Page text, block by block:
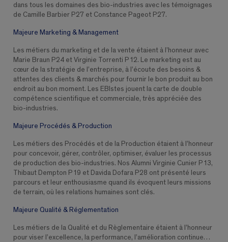
dans tous les domaines des bio-industries avec les témoignages
de Camille Barbier P27 et Constance Pageot P27.
Majeure Marketing & Management
Les métiers du marketing et de la vente étaient à l’honneur avec
Marie Braun P24 et Virginie Torrenti P12. Le marketing est au
cœur de la stratégie de l’entreprise, à l’écoute des besoins &
attentes des clients & marchés pour fournir le bon produit au bon
endroit au bon moment. Les EBIstes jouent la carte de double
compétence scientifique et commerciale, très appréciée des
bio-industries.
Majeure Procédés & Production
Les métiers des Procédés et de la Production étaient à l’honneur
pour concevoir, gérer, contrôler, optimiser, évaluer les processus
de production des bio-industries. Nos Alumni Virginie Cunier P13,
Thibaut Dempton P19 et Davida Dofara P28 ont présenté leurs
parcours et leur enthousiasme quand ils évoquent leurs missions
de terrain, où les relations humaines sont clés.
Majeure Qualité & Réglementation
Les métiers de la Qualité et du Règlementaire étaient à l’honneur
pour viser l’excellence, la performance, l’amélioration continue…